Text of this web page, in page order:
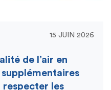
15 JUIN 2026
de l’air en
supplémentaires
respecter les